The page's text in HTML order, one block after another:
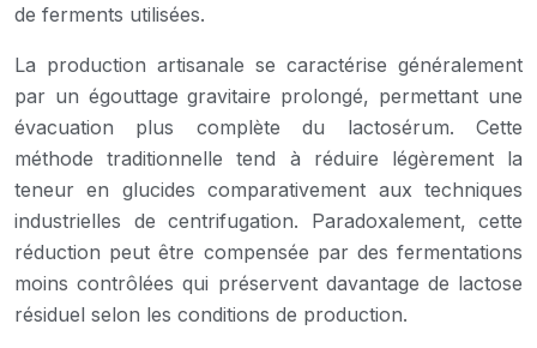
de ferments utilisées.
La production artisanale se caractérise généralement
par un égouttage gravitaire prolongé, permettant une
évacuation plus complète du lactosérum. Cette
méthode traditionnelle tend à réduire légèrement la
teneur en glucides comparativement aux techniques
industrielles de centrifugation. Paradoxalement, cette
réduction peut être compensée par des fermentations
moins contrôlées qui préservent davantage de lactose
résiduel selon les conditions de production.